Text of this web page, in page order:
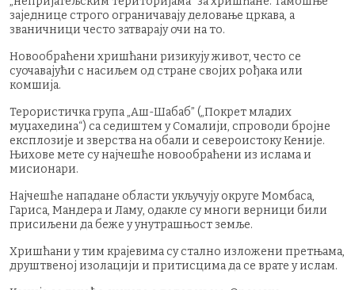
заједнице строго ограничавају деловање цркава, а
званичници често затварају очи на то.
Новообраћени хришћани ризикују живот, често се
суочавајући с насиљем од стране својих рођака или
комшија.
Терористичка група „Аш-Шабаб” („Покрет младих
муџахедина“) са седиштем у Сомалији, спроводи бројне
експлозије и зверства на обали и североистоку Кеније.
Њихове мете су најчешће новообраћени из ислама и
мисионари.
Најчешће нападане области укључују округе Момбаса,
Гариса, Мандера и Ламу, одакле су многи верници били
присиљени да беже у унутрашњост земље.
Хришћани у тим крајевима су стално изложени претњама,
друштвеној изолацији и притисцима да се врате у ислам.